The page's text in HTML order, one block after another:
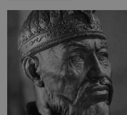
mezi vůdce
skutečně jistou